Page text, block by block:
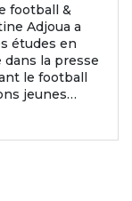
football &
Adjoua a
études en
la presse
le football
jeunes…